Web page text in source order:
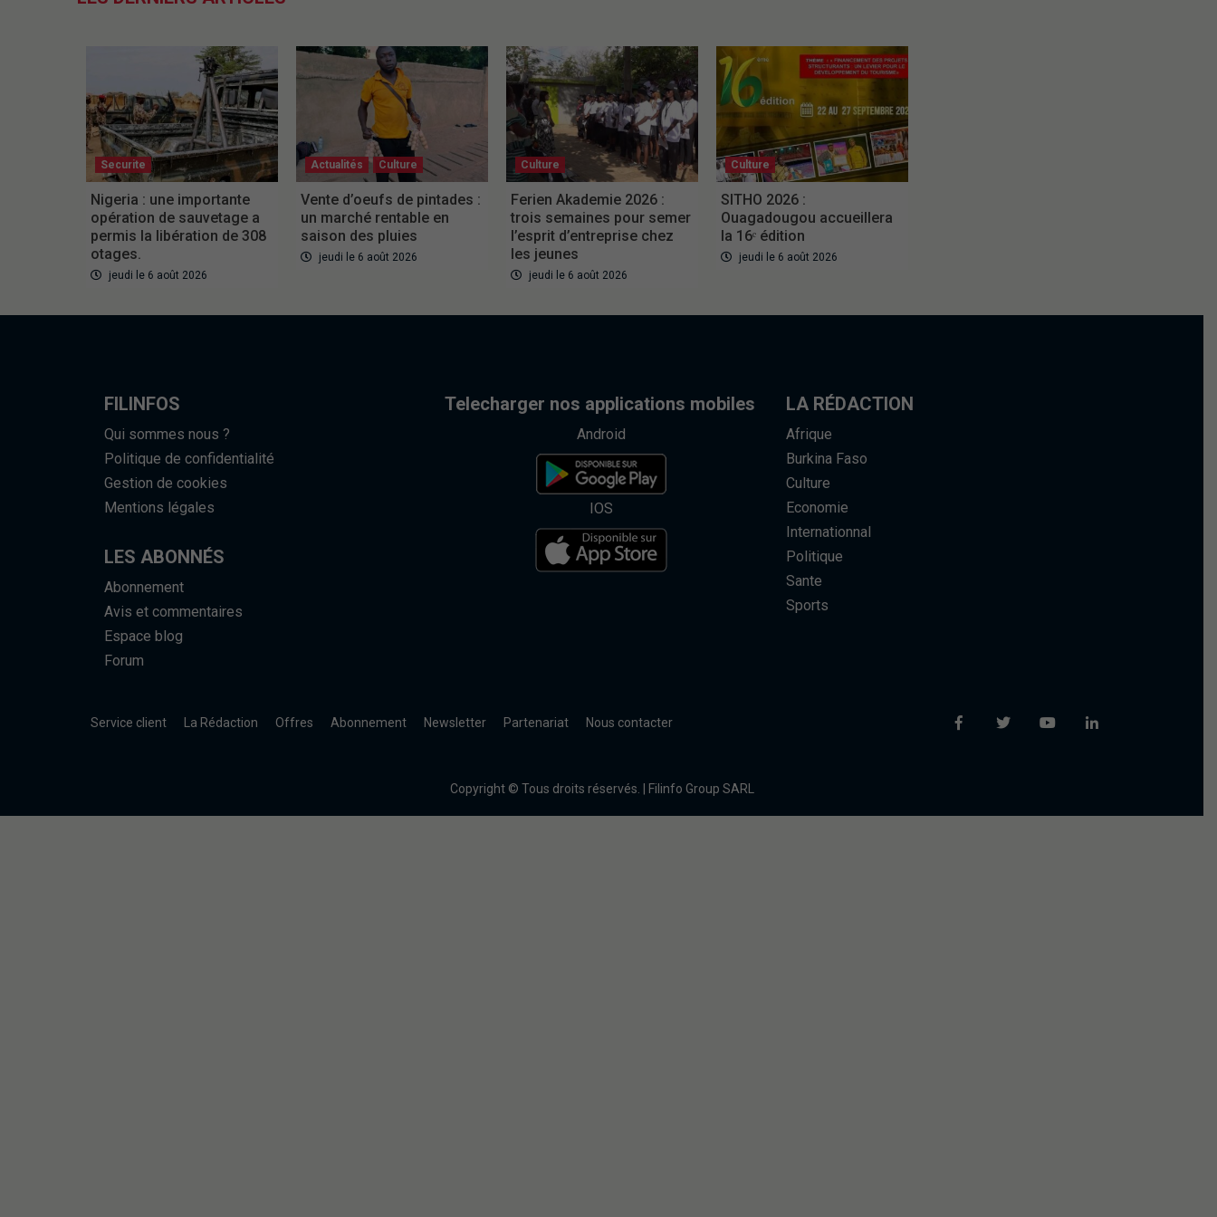
Securite
Nigeria : une importante
opération de sauvetage a
permis la libération de 308
otages.
jeudi le 6 août 2026
Actualités Culture
Vente d’oeufs de pintades :
un marché rentable en
saison des pluies
jeudi le 6 août 2026
Culture
Ferien Akademie 2026 :
trois semaines pour semer
l’esprit d’entreprise chez
les jeunes
jeudi le 6 août 2026
Culture
SITHO 2026 :
Ouagadougou accueillera
la 16ᵉ édition
jeudi le 6 août 2026
FILINFOS
Qui sommes nous ?
Politique de confidentialité
Gestion de cookies
Mentions légales
LES ABONNÉS
Abonnement
Avis et commentaires
Espace blog
Forum
Telecharger nos applications mobiles
Android
IOS
LA RÉDACTION
Afrique
Burkina Faso
Culture
Economie
Internationnal
Politique
Sante
Sports
Service client La Rédaction Offres Abonnement Newsletter Partenariat Nous contacter
Copyright © Tous droits réservés. | Filinfo Group SARL